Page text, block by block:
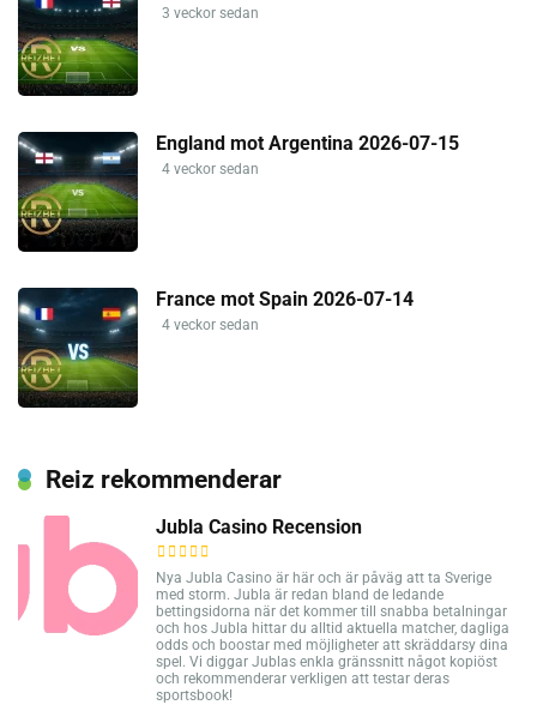
3 veckor sedan
England mot Argentina 2026-07-15
4 veckor sedan
France mot Spain 2026-07-14
4 veckor sedan
Reiz rekommenderar
Jubla Casino Recension
Nya Jubla Casino är här och är påväg att ta Sverige
med storm. Jubla är redan bland de ledande
bettingsidorna när det kommer till snabba betalningar
och hos Jubla hittar du alltid aktuella matcher, dagliga
odds och boostar med möjligheter att skräddarsy dina
spel. Vi diggar Jublas enkla gränssnitt något kopiöst
och rekommenderar verkligen att testar deras
sportsbook!